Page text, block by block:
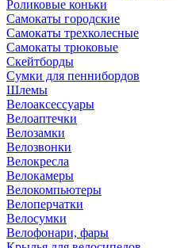
Роликовые коньки
Самокаты городские
Самокаты трехколесные
Самокаты трюковые
Скейтборды
Сумки для пеннибордов
Шлемы
Велоаксессуары
Велоаптечки
Велозамки
Велозвонки
Велокресла
Велокамеры
Велокомпьютеры
Велоперчатки
Велосумки
Велофонари, фары